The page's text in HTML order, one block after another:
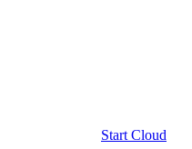
Start Cloud